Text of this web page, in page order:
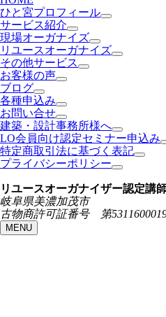
ひと宮プロフィール
サービス紹介
現場オーガナイズ
リユースオーガナイズ
その他サービス
お客様の声
ブログ
各種申込み
お問い合せ
建築・設計事務所様へ
LO会員向け認定セミナー申込み
特定商取引法に基づく表記
プライバシーポリシー
リユースオーガナイザー認定講
岐阜県美濃加茂市
古物商許可証番号 第
MENU